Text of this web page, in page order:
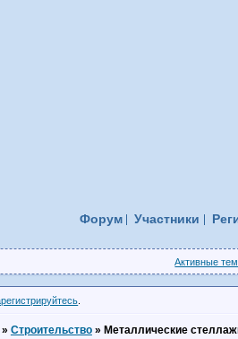
Форум Участники
Активные
» Строительство » Металлические